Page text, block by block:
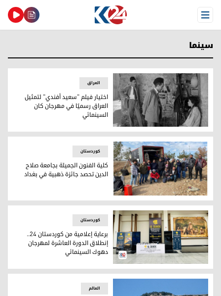
Open Menu
سينما
اختيار فيلم "سعيد أفندي" لتمثيل العراق رسميًا في مهرجان
العراق
اختيار فيلم "سعيد أفندي" لتمثيل
العراق رسميًا في مهرجان كان
السينمائي
كلية الفنون الجميلة بجامعة صلاح الدين تحصد جائزة ذهبية في
کوردستان
كلية الفنون الجميلة بجامعة صلاح
الدين تحصد جائزة ذهبية في بغداد
مهرجان دهوك السينمائي
کوردستان
برعاية إعلامية من كوردستان 24..
إنطلاق الدورة العاشرة لمهرجان
دهوك السينمائي
العالم